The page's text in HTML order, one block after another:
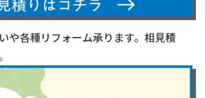
や各種リフォーム承ります。相見積